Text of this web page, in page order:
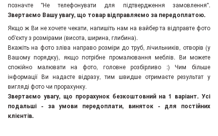
позначте "Не телефонувати для підтвердження замовлення".
Звертаємо Вашу увагу, що товар відправляємо за передоплатою.
Якщо ж Ви не хочете чекати, напишіть нам на вайбер та відправте фото
об'єкту з розмірами (висота, ширина, глибина).
Вкажіть на фото зліва направо розміри до труб, лічильників, отворів (у
Вашому порядку), якщо потрібне промалювання меблів. Ви можете
спокійно малювати на фото, головне розбірливо :) Чим більше
інформації Ви надасте відразу, тим швидше отримаєте результат у
вигляді фото чи прорахунку.
Звертаємо увагу, що прорахунок безкоштовний на 1 варіант. Усі
подальші - за умови передоплати, виняток - для постійних
клієнтів.